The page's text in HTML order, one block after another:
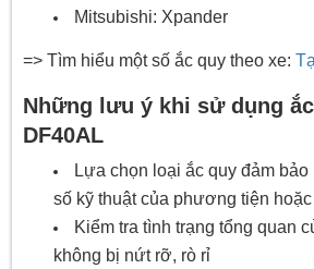
Mitsubishi: Xpander
=> Tìm hiểu một số ắc quy theo xe:
Những lưu ý khi sử dụng
DF40AL
Lựa chọn loại ắc quy đảm
số kỹ thuật của phương tiện
Kiểm tra tình trạng tổng quan
không bị nứt rỡ, rò rỉ